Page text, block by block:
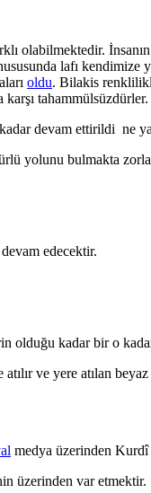
olabilmektedir. İnsanın
lafı
oldu. Bilakis
tahammülsüzdürler.
devam ettirildi ne
yolunu bulmakta
devam edecektir.
olduğu kadar bir o
ve yere atılan
medya üzerinden Kurdî
üzerinden var etmektir.